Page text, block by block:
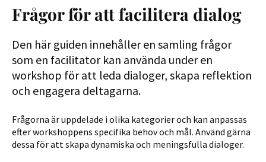
Frågor för att facilitera dialog
Den här guiden innehåller en samling frågor
som en facilitator kan använda under en
workshop för att leda dialoger, skapa reflektion
och engagera deltagarna.
Frågorna är uppdelade i olika kategorier och kan anpassas
efter workshoppens specifika behov och mål. Använd gärna
dessa för att skapa dynamiska och meningsfulla dialoger.